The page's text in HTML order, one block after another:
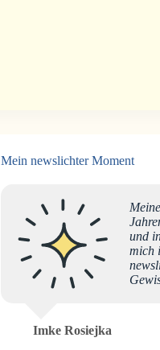
Mein newslichter Moment
und
mich
Imke Rosiejka